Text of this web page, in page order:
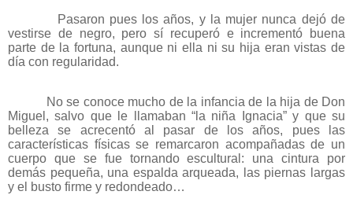
Pasaron pues los años, y la mujer nunca dejó de
vestirse de negro, pero sí recuperó e incrementó buena
parte de la fortuna, aunque ni ella ni su hija eran vistas de
día con regularidad.
No se conoce mucho de la infancia de la hija de Don
Miguel, salvo que le llamaban “la niña Ignacia” y que su
belleza se acrecentó al pasar de los años, pues las
características físicas se remarcaron acompañadas de un
cuerpo que se fue tornando escultural: una cintura por
demás pequeña, una espalda arqueada, las piernas largas
y el busto firme y redondeado…